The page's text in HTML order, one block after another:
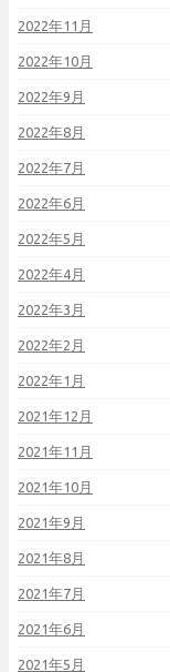
2022年11月
2022年10月
2022年9月
2022年8月
2022年7月
2022年6月
2022年5月
2022年4月
2022年3月
2022年2月
2022年1月
2021年12月
2021年11月
2021年10月
2021年9月
2021年8月
2021年7月
2021年6月
2021年5月